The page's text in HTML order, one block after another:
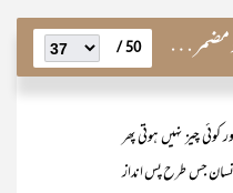
50 /
چیز نہیں ہوتی پھر
جس طرح پس انداز